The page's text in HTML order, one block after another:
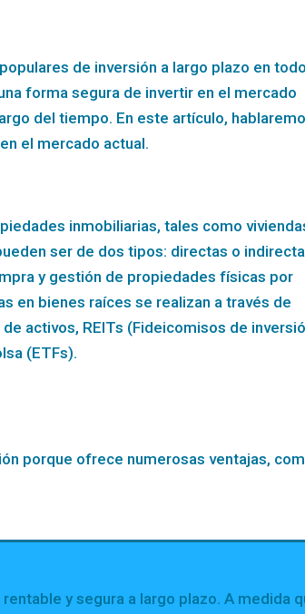
de inversión a largo plazo en
forma segura de invertir en el mercado
del tiempo. En este artículo,
el mercado actual.
inmobiliarias, tales como
ser de dos tipos: directas o
y gestión de propiedades físicas por
en bienes raíces se realizan a través de
activos, REITs (Fideicomisos de
(ETFs).
porque ofrece numerosas ventajas,
y segura a largo plazo. A medida